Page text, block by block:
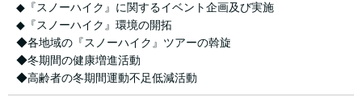
◆『スノーハイク』に関するイベント企画及び実施
◆『スノーハイク』環境の開拓
◆各地域の『スノーハイク』ツアーの斡旋
◆冬期間の健康増進活動
◆高齢者の冬期間運動不足低減活動